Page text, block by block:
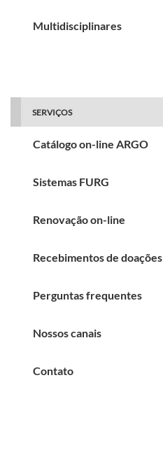
Multidisciplinares
SERVIÇOS
Catálogo on-line ARGO
Sistemas FURG
Renovação on-line
Recebimentos de doações
Perguntas frequentes
Nossos canais
Contato